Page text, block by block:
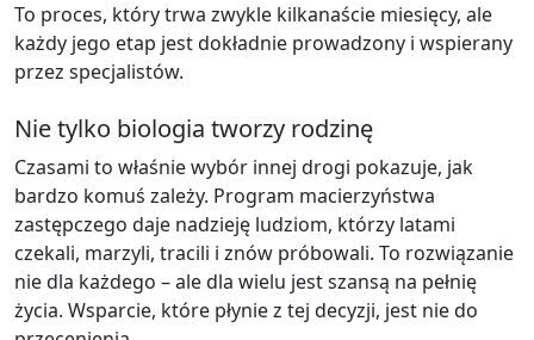
To proces, który trwa zwykle kilkanaście miesięcy, ale
każdy jego etap jest dokładnie prowadzony i wspierany
przez specjalistów.
Nie tylko biologia tworzy rodzinę
Czasami to właśnie wybór innej drogi pokazuje, jak
bardzo komuś zależy. Program macierzyństwa
zastępczego daje nadzieję ludziom, którzy latami
czekali, marzyli, tracili i znów próbowali. To rozwiązanie
nie dla każdego – ale dla wielu jest szansą na pełnię
życia. Wsparcie, które płynie z tej decyzji, jest nie do